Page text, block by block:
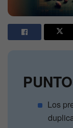
Los